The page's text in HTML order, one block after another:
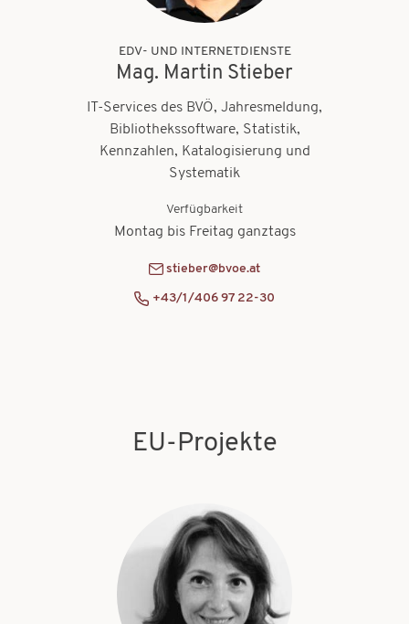
EDV- UND INTERNETDIENSTE
Mag. Martin Stieber
IT-Services des BVÖ, Jahresmeldung,
Bibliothekssoftware, Statistik,
Kennzahlen, Katalogisierung und
Systematik
Verfügbarkeit
Montag bis Freitag ganztags
stieber@bvoe.at
+43/1/406 97 22-30
EU-Projekte